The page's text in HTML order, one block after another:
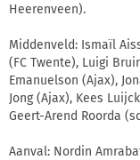
Heerenveen).
Middenveld: Ismaïl
(FC Twente), Luigi
Emanuelson (Ajax),
Jong (Ajax), Kees
Geert-Arend Roorda
Aanval: Nordin